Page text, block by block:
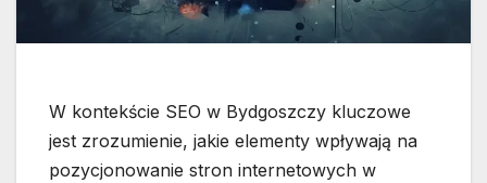
W kontekście SEO w Bydgoszczy kluczowe
jest zrozumienie, jakie elementy wpływają na
pozycjonowanie stron internetowych w